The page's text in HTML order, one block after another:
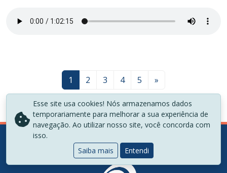
1 2 3 4 5 »
Esse site usa cookies! Nós armazenamos dados
temporariamente para melhorar a sua experiência de
navegação. Ao utilizar nosso site, você concorda com
isso.
Saiba mais
Entendi